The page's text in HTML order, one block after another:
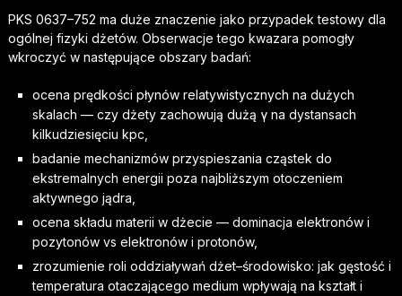
PKS 0637–752 ma duże znaczenie jako przypadek testowy dla
ogólnej fizyki dżetów. Obserwacje tego kwazara pomogły
wkroczyć w następujące obszary badań:
ocena prędkości płynów relatywistycznych na dużych
skalach — czy dżety zachowują dużą γ na dystansach
kilkudziesięciu kpc,
badanie mechanizmów przyspieszania cząstek do
ekstremalnych energii poza najbliższym otoczeniem
aktywnego jądra,
ocena składu materii w dżecie — dominacja elektronów i
pozytonów vs elektronów i protonów,
zrozumienie roli oddziaływań dżet–środowisko: jak gęstość i
temperatura otaczającego medium wpływają na kształt i